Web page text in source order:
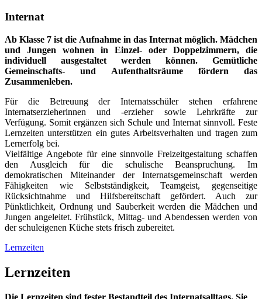
Internat
Ab Klasse 7 ist die Aufnahme in das Internat möglich. Mädchen
und Jungen wohnen in Einzel- oder Doppelzimmern, die
individuell ausgestaltet werden können. Gemütliche
Gemeinschafts- und Aufenthaltsräume fördern das
Zusammenleben.
Für die Betreuung der Internatsschüler stehen erfahrene
Internatserzieherinnen und -erzieher sowie Lehrkräfte zur
Verfügung. Somit ergänzen sich Schule und Internat sinnvoll. Feste
Lernzeiten unterstützen ein gutes Arbeitsverhalten und tragen zum
Lernerfolg bei.
Vielfältige Angebote für eine sinnvolle Freizeitgestaltung schaffen
den Ausgleich für die schulische Beanspruchung. Im
demokratischen Miteinander der Internatsgemeinschaft werden
Fähigkeiten wie Selbstständigkeit, Teamgeist, gegenseitige
Rücksichtnahme und Hilfsbereitschaft gefördert. Auch zur
Pünktlichkeit, Ordnung und Sauberkeit werden die Mädchen und
Jungen angeleitet. Frühstück, Mittag- und Abendessen werden von
der schuleigenen Küche stets frisch zubereitet.
Lernzeiten
Lernzeiten
Die Lernzeiten sind fester Bestandteil des Internatsalltags. Sie